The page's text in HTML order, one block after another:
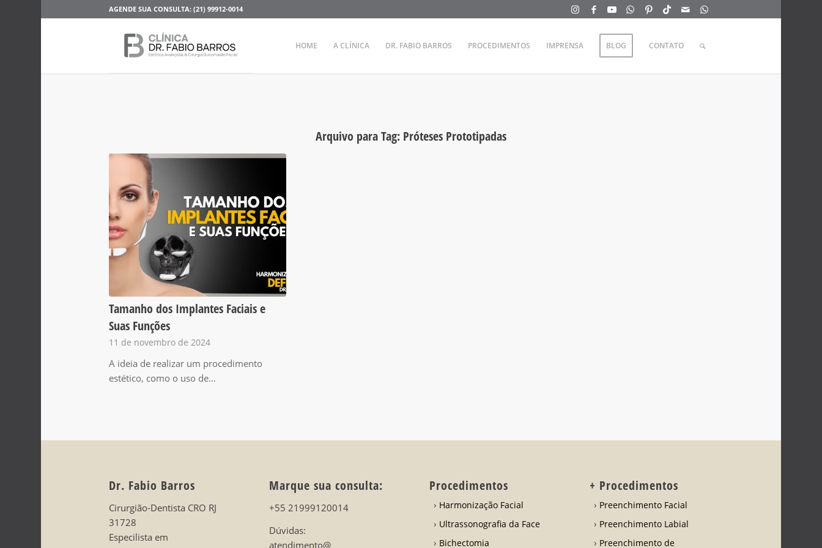
AGENDE SUA CONSULTA: (21) 99912-0014
HOME A CLÍNICA DR. FABIO BARROS PROCEDIMENTOS IMPRENSA BLOG CONTATO
Arquivo para Tag: Próteses Prototipadas
Tamanho dos Implantes Faciais e
Suas Funções
11 de novembro de 2024
A ideia de realizar um procedimento
estético, como o uso de…
Dr. Fabio Barros
Cirurgião-Dentista CRO RJ
31728
Especilista em
Marque sua consulta:
+55 21999120014
Dúvidas:
atendimento@
Procedimentos
Harmonização Facial
Ultrassonografia da Face
Bichectomia
+ Procedimentos
Preenchimento Facial
Preenchimento Labial
Preenchimento de